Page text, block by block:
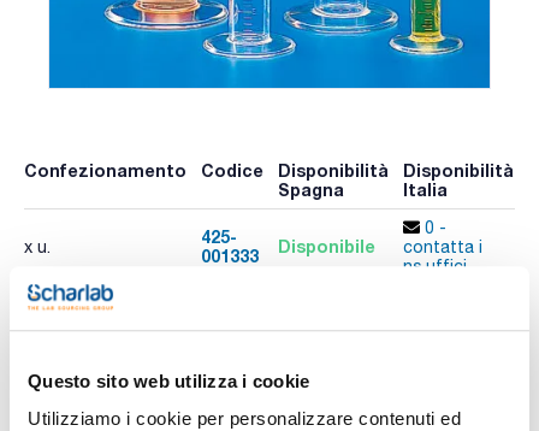
Questo sito web utilizza i cookie
Utilizziamo i cookie per personalizzare contenuti ed
Confezionamento Codice
Disponibilità
Spagna
Disponibilità
Italia
x u.
425-
001333
Disponibile
0 -
contatta i
ns.uffici
Stampa pagina prodotto
Caratteristiche
Capacity (ml) : 25